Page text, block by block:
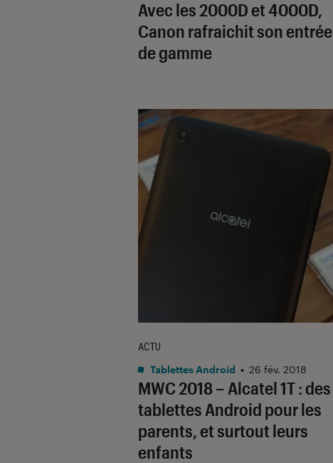
Avec les 2000D et 4000D,
Canon rafraichit son entrée
de gamme
MWC 2018 – Alcatel 1T : des
tablettes Android pour les
parents, et surtout leurs
enfants
ACTU
Tablettes Android • 26 fév. 2018